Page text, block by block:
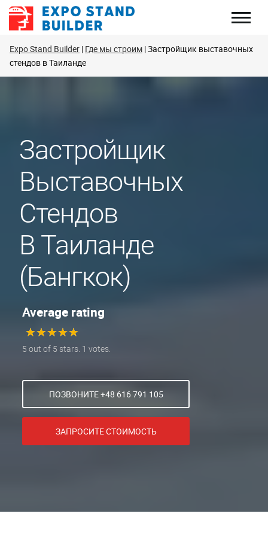
Перейти
Expo Stand Builder Где мы строим Застройщик выставочных
стендов в Таиланде
Застройщик
Выставочных
Стендов
В Таиланде
(Бангкок)
Average rating
★★★★★
★★★★★
5 out of 5 stars. 1 votes.
ПОЗВОНИТЕ +48 616 791 105
ЗАПРОСИТЕ СТОИМОСТЬ